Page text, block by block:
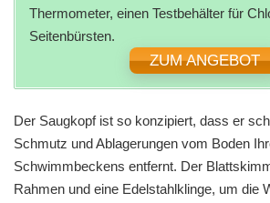
Thermometer, einen Testbehälter für
Seitenbürsten.
ZUM ANGEBOT
Der Saugkopf ist so konzipiert, dass er
Schmutz und Ablagerungen vom Boden
Schwimmbeckens entfernt. Der
Rahmen und eine Edelstahlklinge, um die